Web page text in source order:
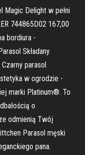
Magic Delight w pełni
744865D02 167,00
bordiura -
Składany
parasol
w ogrodzie -
marki Platinum®. To
o
odmienią Twój
Parasol męski
pana.